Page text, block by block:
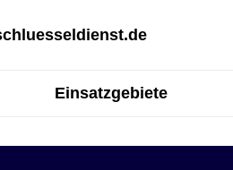
Einsatzgebiete